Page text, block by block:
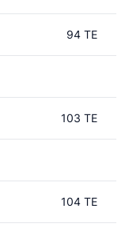
94 TE
103 TE
104 TE